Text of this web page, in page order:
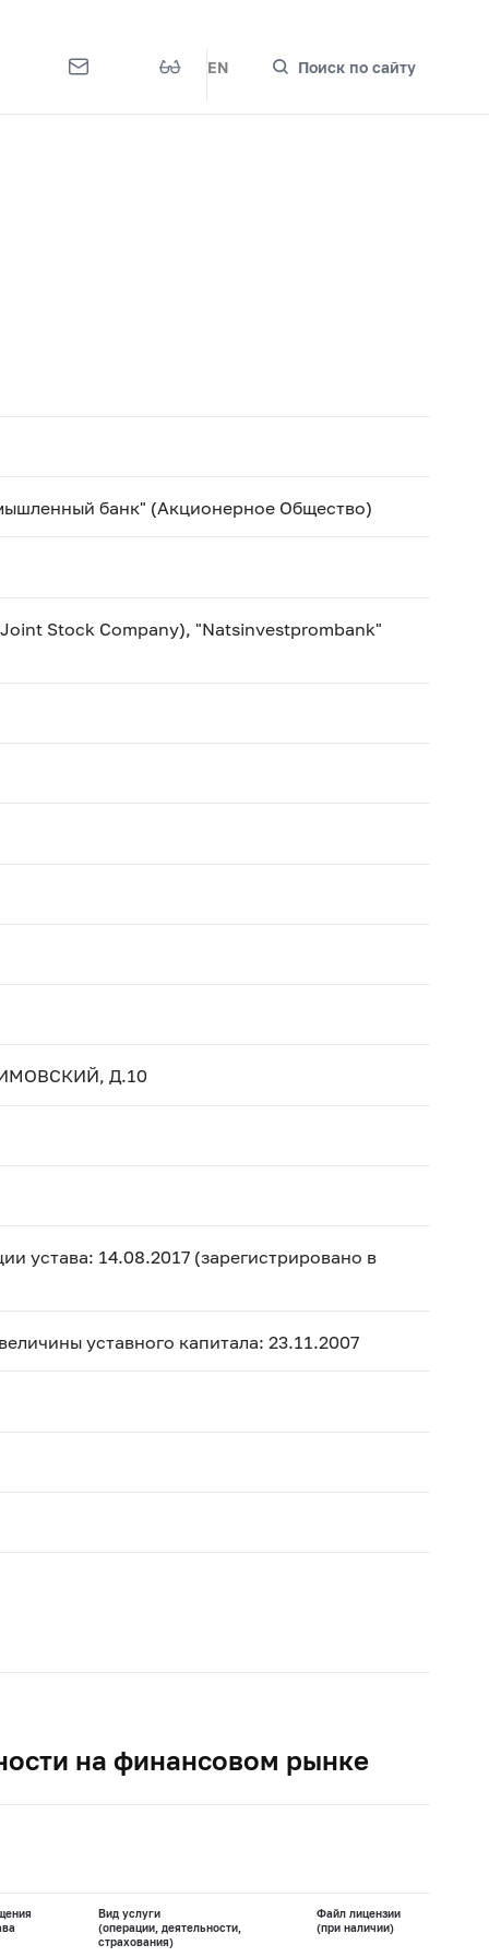
EN Поиск по сайту
банк" (Акционерное Общество)
Stock Company), "Natsinvestprombank"
Д.10
устава: 14.08.2017 (зарегистрировано в
уставного капитала: 23.11.2007
на финансовом рынке
Вид услуги
(операции, деятельности,
страхования)
Файл лицензии
(при наличии)